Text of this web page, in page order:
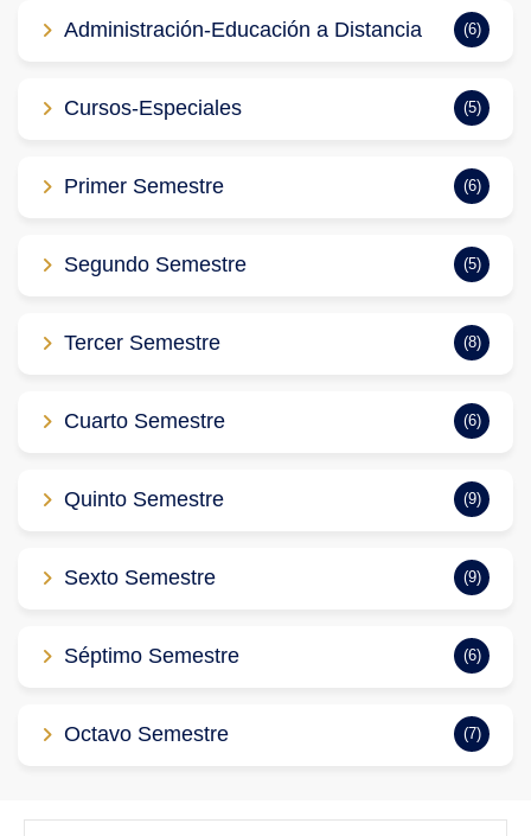
Administración-Educación a Distancia (6)
Cursos-Especiales (5)
Primer Semestre (6)
Segundo Semestre (5)
Tercer Semestre (8)
Cuarto Semestre (6)
Quinto Semestre (9)
Sexto Semestre (9)
Séptimo Semestre (6)
Octavo Semestre (7)